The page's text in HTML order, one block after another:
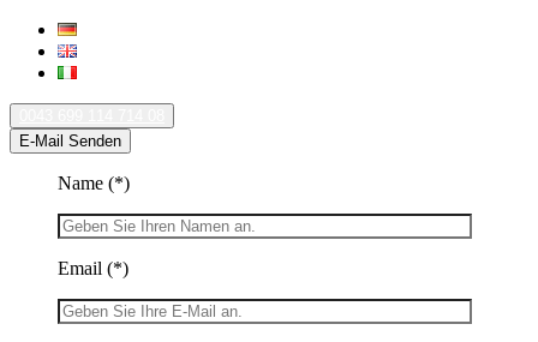
E-Mail Senden
Name (*)
Email (*)